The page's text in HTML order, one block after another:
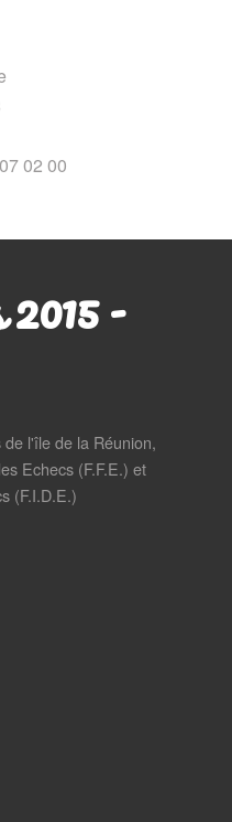
02 00
2015 -
l'île de la Réunion,
Echecs (F.F.E.) et
(F.I.D.E.)